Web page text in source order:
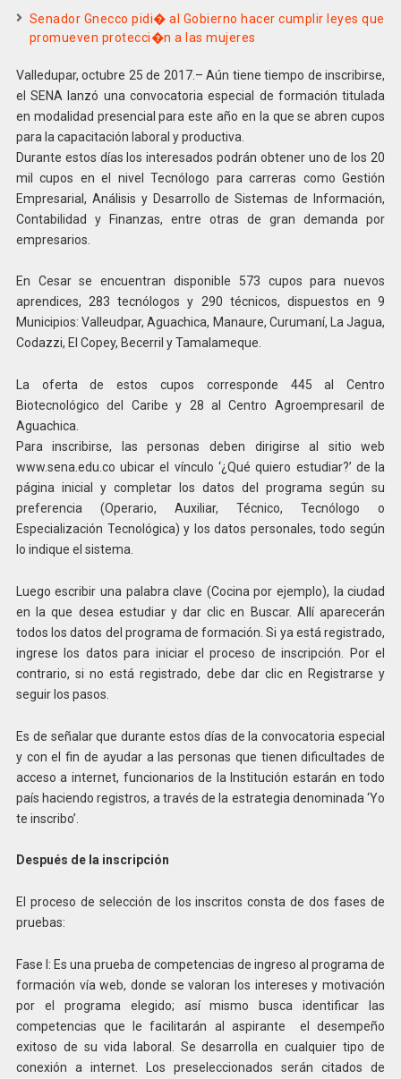
Senador Gnecco pidi� al Gobierno hacer cumplir leyes que
promueven protecci�n a las mujeres
Valledupar, octubre 25 de 2017.– Aún tiene tiempo de inscribirse,
el SENA lanzó una convocatoria especial de formación titulada
en modalidad presencial para este año en la que se abren cupos
para la capacitación laboral y productiva.
Durante estos días los interesados podrán obtener uno de los 20
mil cupos en el nivel Tecnólogo para carreras como Gestión
Empresarial, Análisis y Desarrollo de Sistemas de Información,
Contabilidad y Finanzas, entre otras de gran demanda por
empresarios.
En Cesar se encuentran disponible 573 cupos para nuevos
aprendices, 283 tecnólogos y 290 técnicos, dispuestos en 9
Municipios: Valleudpar, Aguachica, Manaure, Curumaní, La Jagua,
Codazzi, El Copey, Becerril y Tamalameque.
La oferta de estos cupos corresponde 445 al Centro
Biotecnológico del Caribe y 28 al Centro Agroempresaril de
Aguachica.
Para inscribirse, las personas deben dirigirse al sitio web
www.sena.edu.co ubicar el vínculo ‘¿Qué quiero estudiar?’ de la
página inicial y completar los datos del programa según su
preferencia (Operario, Auxiliar, Técnico, Tecnólogo o
Especialización Tecnológica) y los datos personales, todo según
lo indique el sistema.
Luego escribir una palabra clave (Cocina por ejemplo), la ciudad
en la que desea estudiar y dar clic en Buscar. Allí aparecerán
todos los datos del programa de formación. Si ya está registrado,
ingrese los datos para iniciar el proceso de inscripción. Por el
contrario, si no está registrado, debe dar clic en Registrarse y
seguir los pasos.
Es de señalar que durante estos días de la convocatoria especial
y con el fin de ayudar a las personas que tienen dificultades de
acceso a internet, funcionarios de la Institución estarán en todo
país haciendo registros, a través de la estrategia denominada ‘Yo
te inscribo’.
Después de la inscripción
El proceso de selección de los inscritos consta de dos fases de
pruebas:
Fase I: Es una prueba de competencias de ingreso al programa de
formación vía web, donde se valoran los intereses y motivación
por el programa elegido; así mismo busca identificar las
competencias que le facilitarán al aspirante el desempeño
exitoso de su vida laboral. Se desarrolla en cualquier tipo de
conexión a internet. Los preseleccionados serán citados de